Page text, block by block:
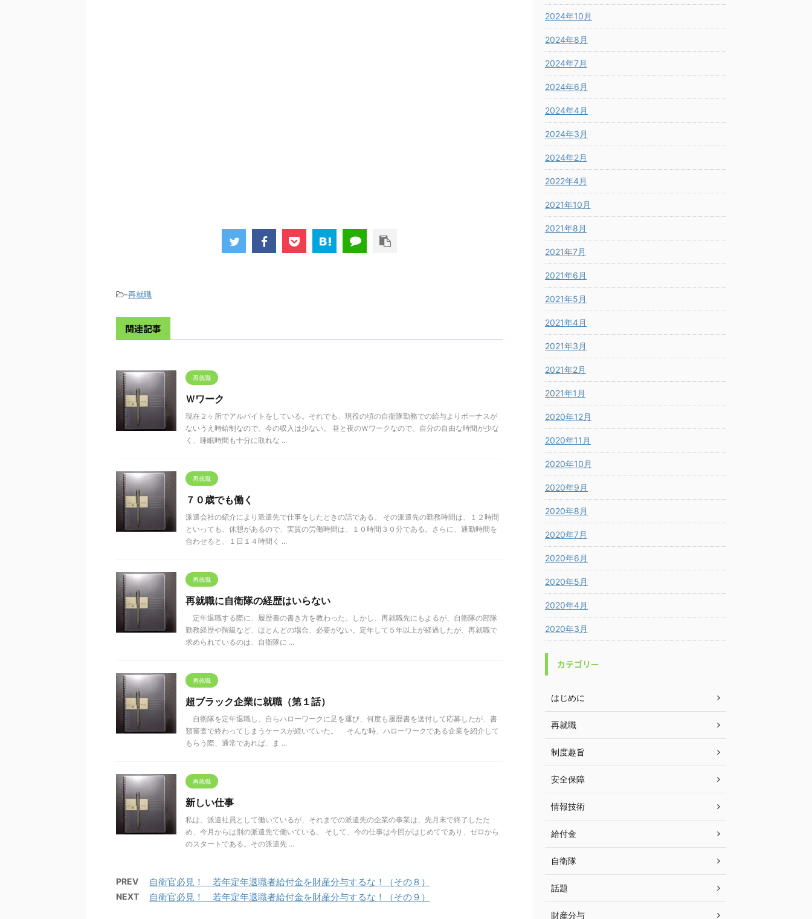
-再就職
関連記事
再就職
Ｗワーク
現在２ヶ所でアルバイトをしている。それでも、現役の頃の自衛隊勤務での給与よりボーナスが
ないうえ時給制なので、今の収入は少ない。 昼と夜のＷワークなので、自分の自由な時間が少な
く、睡眠時間も十分に取れな ...
再就職
７０歳でも働く
派遣会社の紹介により派遣先で仕事をしたときの話である。 その派遣先の勤務時間は、１２時間
といっても、休憩があるので、実質の労働時間は、１０時間３０分である。さらに、通勤時間を
合わせると、１日１４時間く ...
再就職
再就職に自衛隊の経歴はいらない
定年退職する際に、履歴書の書き方を教わった。しかし、再就職先にもよるが、自衛隊の部隊
勤務経歴や階級など、ほとんどの場合、必要がない。定年して５年以上が経過したが、再就職で
求められているのは、自衛隊に ...
再就職
超ブラック企業に就職（第１話）
自衛隊を定年退職し、自らハローワークに足を運び、何度も履歴書を送付して応募したが、書
類審査で終わってしまうケースが続いていた。 そんな時、ハローワークである企業を紹介して
もらう際、通常であれば、ま ...
再就職
新しい仕事
私は、派遣社員として働いているが、それまでの派遣先の企業の事業は、先月末で終了したた
め、今月からは別の派遣先で働いている。 そして、今の仕事は今回がはじめてであり、ゼロから
のスタートである。その派遣先 ...
PREV 自衛官必見！ 若年定年退職者給付金を財産分与するな！（その８）
NEXT 自衛官必見！ 若年定年退職者給付金を財産分与するな！（その９）
2024年10月
2024年8月
2024年7月
2024年6月
2024年4月
2024年3月
2024年2月
2022年4月
2021年10月
2021年8月
2021年7月
2021年6月
2021年5月
2021年4月
2021年3月
2021年2月
2021年1月
2020年12月
2020年11月
2020年10月
2020年9月
2020年8月
2020年7月
2020年6月
2020年5月
2020年4月
2020年3月
カテゴリー
はじめに
再就職
制度趣旨
安全保障
情報技術
給付金
自衛隊
話題
財産分与